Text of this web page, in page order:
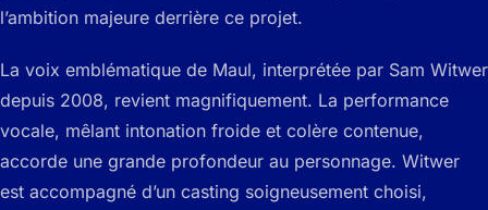
l’ambition majeure derrière ce projet.
La voix emblématique de Maul, interprétée par Sam Witwer
depuis 2008, revient magnifiquement. La performance
vocale, mêlant intonation froide et colère contenue,
accorde une grande profondeur au personnage. Witwer
est accompagné d’un casting soigneusement choisi,